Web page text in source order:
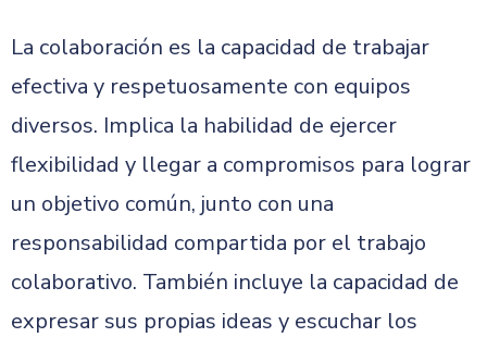
La colaboración es la capacidad de trabajar
efectiva y respetuosamente con equipos
diversos. Implica la habilidad de ejercer
flexibilidad y llegar a compromisos para lograr
un objetivo común, junto con una
responsabilidad compartida por el trabajo
colaborativo. También incluye la capacidad de
expresar sus propias ideas y escuchar los